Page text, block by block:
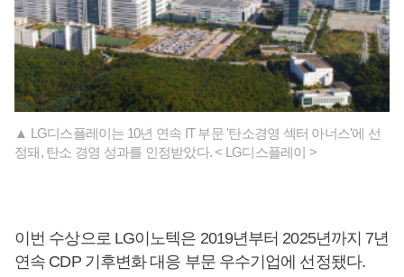
▲ LG디스플레이는 10년 연속 IT 부문 '탄소경영 섹터 아너스'에 선
정돼, 탄소 경영 성과를 인정받았다. < LG디스플레이 >
이번 수상으로 LG이노텍은 2019년부터 2025년까지 7년
연속 CDP 기후변화 대응 부문 우수기업에 선정됐다.